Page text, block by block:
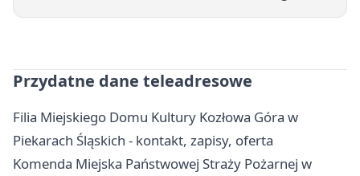
Przydatne dane teleadresowe
Filia Miejskiego Domu Kultury Kozłowa Góra w
Piekarach Śląskich - kontakt, zapisy, oferta
Komenda Miejska Państwowej Straży Pożarnej w